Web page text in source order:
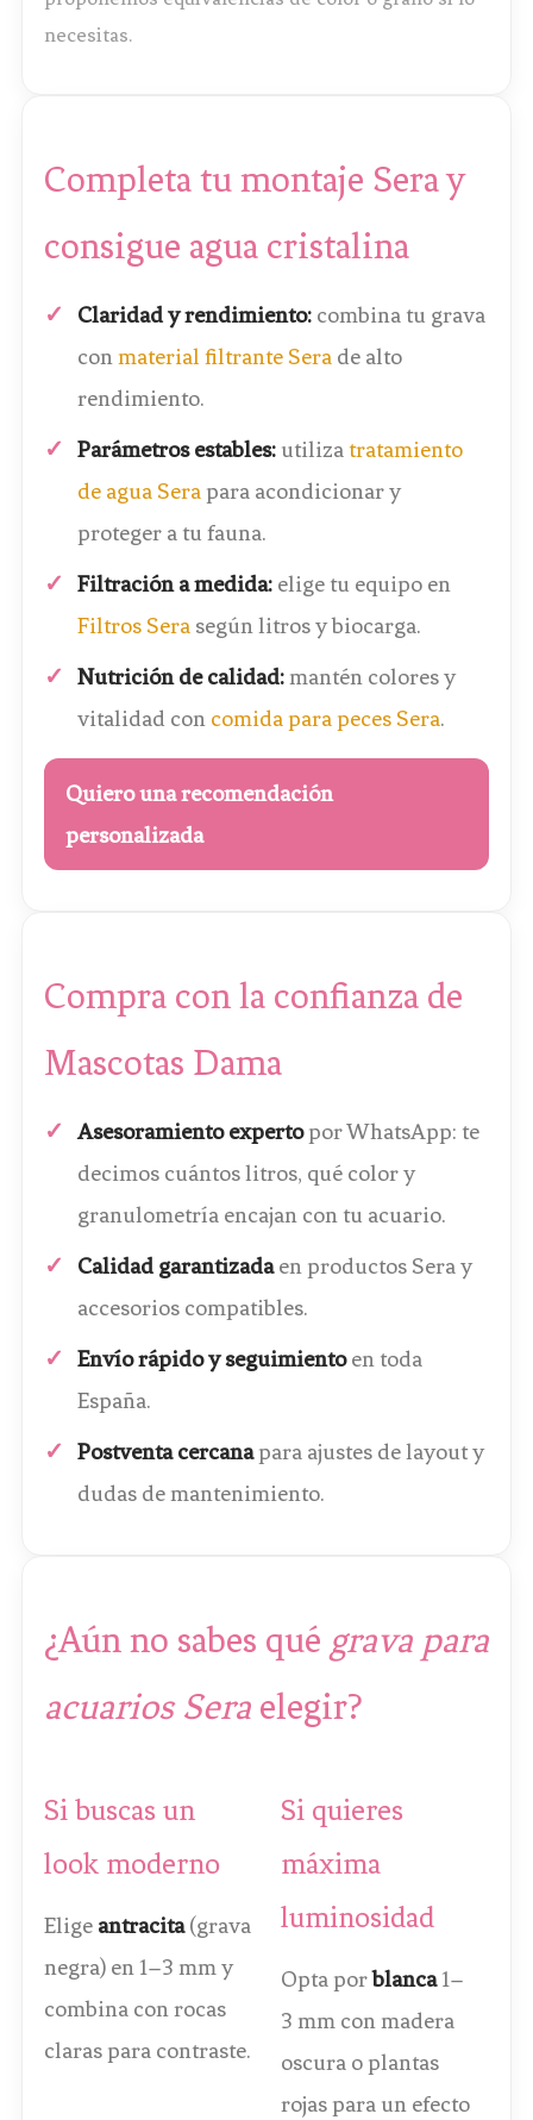
necesitas.
Completa tu montaje Sera y
consigue agua cristalina
Claridad y rendimiento: combina tu grava
conmaterial filtrante Sera de alto
rendimiento.
Parámetros estables: utilizatratamiento
de agua Sera para acondicionar y
proteger a tu fauna.
Filtración a medida: elige tu equipo en
Filtros Sera según litros y biocarga.
Nutrición de calidad:mantén colores y
vitalidad con comida para peces Sera.
Quiero una recomendación
personalizada
Compra con la confianza de
Mascotas Dama
Asesoramiento expertopor WhatsApp: te
decimos cuántos litros, qué color y
granulometría encajan con tu acuario.
Calidad garantizadaen productos Sera y
accesorios compatibles.
Envío rápido y seguimientoen toda
España.
Postventa cercanapara ajustes de layout y
dudas de mantenimiento.
¿Aún no sabes qué grava para
acuarios Sera elegir?
Si buscas un
look moderno
Elige antracita(grava
negra) en 1–3 mm y
combina con rocas
claras para contraste.
Si quieres
máxima
luminosidad
Opta porblanca1–
3 mm con madera
oscura o plantas
rojas para un efecto